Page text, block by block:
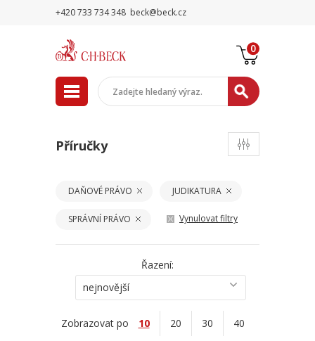
+420 733 734 348 beck@beck.cz
0
Příručky
DAŇOVÉ PRÁVO JUDIKATURA
SPRÁVNÍ PRÁVO Vynulovat filtry
Řazení:
nejnovější
Zobrazovat po 10 20 30 40